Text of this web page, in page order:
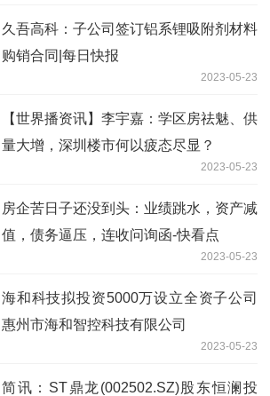
久吾高科：子公司签订铝系锂吸附剂材料
购销合同|每日快报
2023-05-23
【世界播资讯】李宇嘉：学区房祛魅、供
量大增，深圳楼市何以疲态尽显？
2023-05-23
房企苦日子还没到头：业绩跳水，资产减
值，债务逼压，连收问询函-快看点
2023-05-23
海和科技拟投资5000万设立全资子公司
惠州市海和智控科技有限公司
2023-05-23
简讯：ST鼎龙(002502.SZ)股东恒澜投